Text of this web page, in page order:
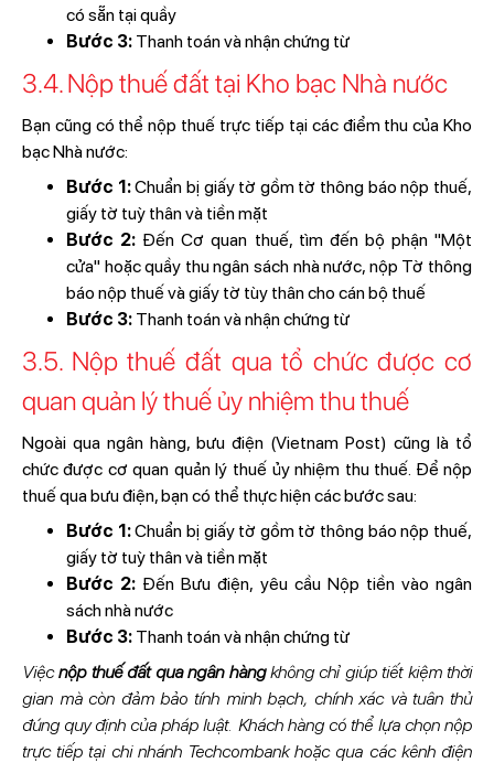
có sẵn tại quầy
Bước 3: Thanh toán và nhận chứng từ
3.4. Nộp thuế đất tại Kho bạc Nhà nước
Bạn cũng có thể nộp thuế trực tiếp tại các điểm thu của Kho
bạc Nhà nước:
Bước 1:Chuẩn bị giấy tờ gồm tờ thông báo nộp thuế,
giấy tờ tuỳ thân và tiền mặt
Bước 2: Đến Cơ quan thuế, tìm đến bộ phận "Một
cửa" hoặc quầy thu ngân sách nhà nước, nộp Tờ thông
báo nộp thuế và giấy tờ tùy thân cho cán bộ thuế
Bước 3: Thanh toán và nhận chứng từ
3.5. Nộp thuế đất qua tổ chức được cơ
quan quản lý thuế ủy nhiệm thu thuế
Ngoài qua ngân hàng, bưu điện (Vietnam Post) cũng là tổ
chức được cơ quan quản lý thuế ủy nhiệm thu thuế. Để nộp
thuế qua bưu điện, bạn có thể thực hiện các bước sau:
Bước 1:Chuẩn bị giấy tờ gồm tờ thông báo nộp thuế,
giấy tờ tuỳ thân và tiền mặt
Bước 2: Đến Bưu điện, yêu cầu Nộp tiền vào ngân
sách nhà nước
Bước 3: Thanh toán và nhận chứng từ
Việcnộp thuế đất qua ngân hàngkhông chỉ giúp tiết kiệm thời
gian mà còn đảm bảo tính minh bạch, chính xác và tuân thủ
đúng quy định của pháp luật. Khách hàng có thể lựa chọn nộp
trực tiếp tại chi nhánh Techcombank hoặc qua các kênh điện